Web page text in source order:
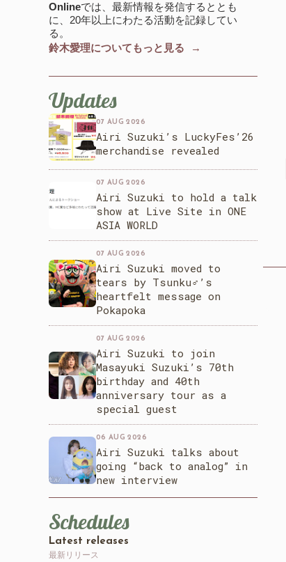
Onlineでは、最新情報を発信するととも
に、20年以上にわたる活動を記録してい
る。
鈴木愛理についてもっと見る →
Updates
07 AUG 2026
Airi Suzuki’s LuckyFes’26
merchandise revealed
07 AUG 2026
Airi Suzuki to hold a talk
show at Live Site in ONE
ASIA WORLD
07 AUG 2026
Airi Suzuki moved to
tears by Tsunku♂’s
heartfelt message on
Pokapoka
07 AUG 2026
Airi Suzuki to join
Masayuki Suzuki’s 70th
birthday and 40th
anniversary tour as a
special guest
06 AUG 2026
Airi Suzuki talks about
going “back to analog” in
new interview
Schedules
Latest releases
最新リリース